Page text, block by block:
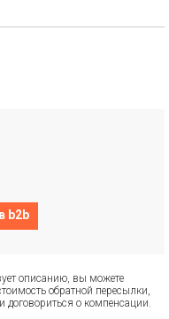
b2b
описанию, вы можете
обратной пересылки,
договориться о компенсации.